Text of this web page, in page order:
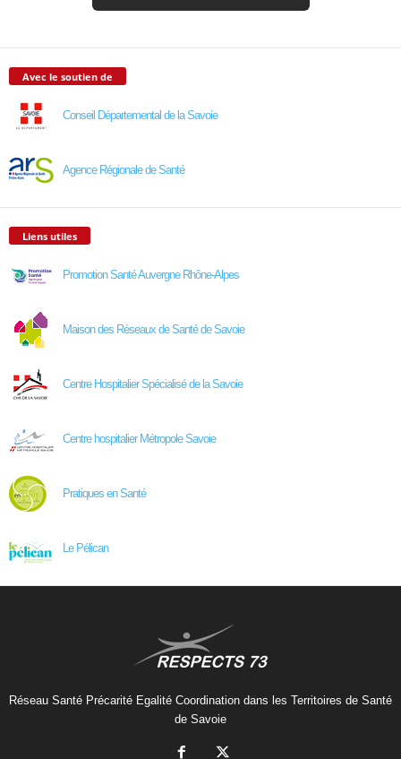
Avec le soutien de
Conseil Départemental de la Savoie
Agence Régionale de Santé
Liens utiles
Promotion Santé Auvergne Rhône-Alpes
Maison des Réseaux de Santé de Savoie
Centre Hospitalier Spécialisé de la Savoie
Centre hospitalier Métropole Savoie
Pratiques en Santé
Le Pélican
Réseau Santé Précarité Egalité Coordination dans les Territoires de Santé
de Savoie